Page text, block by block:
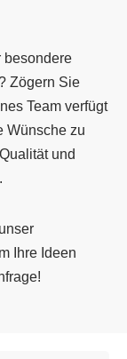
besondere
Zögern Sie
Team verfügt
Wünsche zu
und
Ihre Ideen